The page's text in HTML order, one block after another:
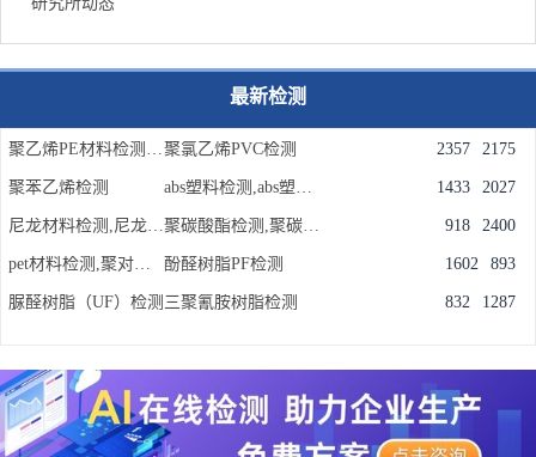
最新检测
聚乙烯PE材料检测,聚乙烯检测机构 2175
聚氯乙烯PVC检测 2357
聚苯乙烯检测 2027
abs塑料检测,abs塑料成分配方检测 1433
尼龙材料检测,尼龙PA材料检测机构 2400
聚碳酸酯检测,聚碳酸酯成分含量检测 918
pet材料检测,聚对苯二甲酸乙二醇酯材料检测实验室 893
酚醛树脂PF检测 1602
脲醛树脂（UF）检测 1287
三聚氰胺树脂检测 832